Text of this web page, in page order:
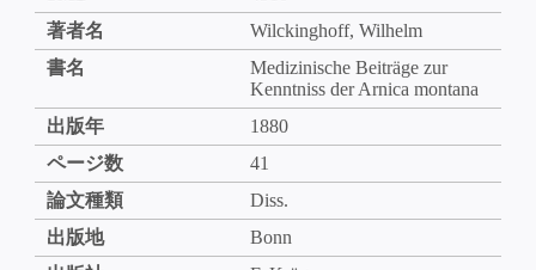
著者名
Wilckinghoff, Wilhelm
書名
Medizinische Beiträge zur
Kenntniss der Arnica montana
出版年
1880
ページ数
41
論文種類
Diss.
出版地
Bonn